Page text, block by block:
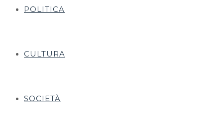
POLITICA
CULTURA
SOCIETÀ